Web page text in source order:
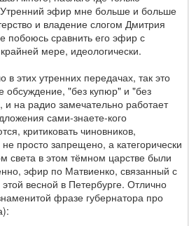
Утренний эфир мне больше и больше
и владение слогом Дмитрия
побоюсь сравнить его эфир с
мере, идеологически.
в этих утренних передачах, так это
обсуждение, "без купюр" и "без
на радио замечательно работает
сами-знаете-кого
критиковать чиновников,
просто запрещено, а категорически
света в этом тёмном царстве были
эфир по Матвиенко, связанный с
весной в Петербурге. Отлично
фразе губернатора про